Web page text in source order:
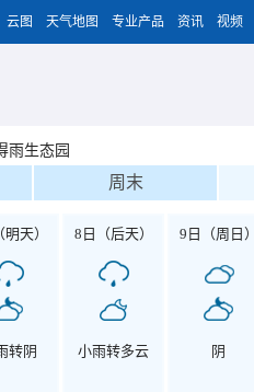
云图 天气地图 专业产品 资讯 视频
雨生态园
周末
天）
转阴
8日（后天）
小雨转多云
9日（周日）
阴